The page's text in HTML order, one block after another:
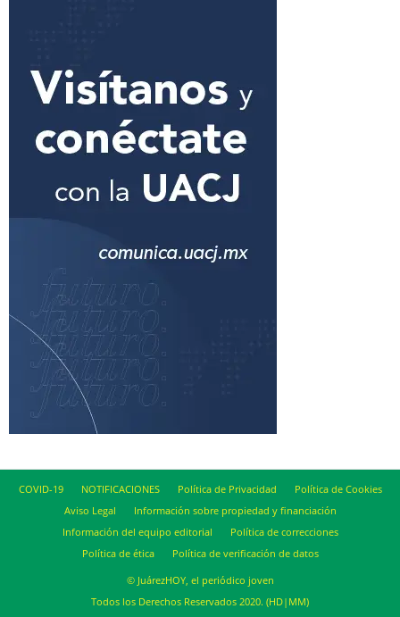
COVID-19 NOTIFICACIONES Política de Privacidad
Política de Cookies
Aviso Legal
Información sobre propiedad y financiación
Información del equipo editorial
Política de correcciones
Política de ética
Política de verificación de datos
© JuárezHOY, el periódico joven
Todos los Derechos Reservados 2020. (HD|MM)